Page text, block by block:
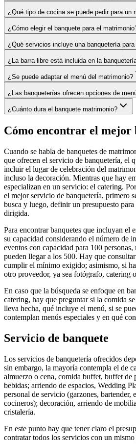
¿Qué tipo de cocina se puede pedir para un
¿Cómo elegir el banquete para el
¿Qué servicios incluye una banquetería
¿La barra libre está incluida en la
¿Se puede adaptar el menú del matrimonio?
¿Las banqueterías ofrecen opciones de
¿Cuánto dura el banquete matrimonio?
Cómo encontrar el mejor
Cuando se habla de banquetes de
que ofrecen el servicio de banquetería, el
incluir el lugar de celebración del
incluso la decoración. Mientras que hay
especializan en un servicio: el catering.
el mejor servicio de banquetería, primero
busca y luego, definir un presupuesto para
dirigida.
Para encontrar banquetes que incluyan el
su capacidad considerando el número de
eventos con capacidad para 100 personas,
pueden llegar a los 500. Hay que
cumplir el mínimo exigido; asimismo, si
otro proveedor, ya sea fotógrafo, catering
En caso que la búsqueda se enfoque en
catering, hay que preguntar si la comida
lleva hecha, qué incluye el menú, si se
contemplan menús especiales y en qué
Servicio de banquete
Los servicios de banquetería ofrecidos
sin embargo, la mayoría contempla el de
almuerzo o cena, comida buffet, buffet de
bebidas; arriendo de espacios, Wedding
personal de servicio (garzones, bartender,
cocineros); decoración, arriendo de
cristalería.
En este punto hay que tener claro el
contratar todos los servicios con un